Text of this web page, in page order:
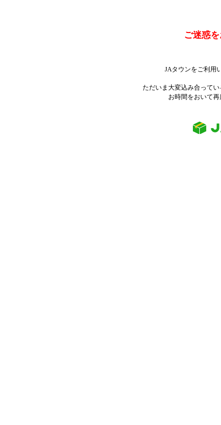
ご迷惑
JAタウンをご利用
ただいま大変込み合って
お時間をおいて